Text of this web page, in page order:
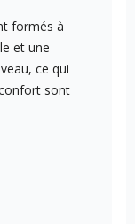
formés à
et une
ce qui
sont